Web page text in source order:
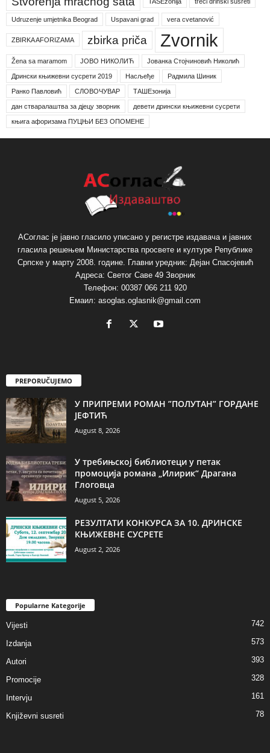
TAŠEzonija treći drinski susreti
Udruzenje umjetnika Beograd Uspavani grad vera cvetanović
ZBIRKA AFORIZAMA zbirka priča Zvornik
Žena sa maramom ЈОВО НИКОЛИЋ Јованка Стојчиновић Николић
Дрински књижевни сусрети 2019 Насљеђе Радмила Шиник
Ранко Павловић СЛОВОЧУВАР ТАШЕзонија
дан стваралаштва за дјецу зворник девети дрински књижевни сусрети
књига афоризама ПУЦЊИ БЕЗ ОПОМЕНЕ
АСоглас је јавно гласило уписано у регистре издавача и јавних
гласила решењем Министарства просвете и културе Републике
Српске у марту 2008. године. Главни уредник: Дејан Спасојевић
Адреса: Светог Саве 49 Зворник
Телефон: 00387 066 211 920
Емаил: asoglas.oglasnik@gmail.com
PREPORUČUJEMO
У ПРИПРЕМИ РОМАН ”ПОЛУТАН” ГОРДАНЕ
ЈЕФТИЋ
August 8, 2026
У требињској библиотеци у петак
промоција романа „Илирик“ Драгана
Глоговца
August 5, 2026
РЕЗУЛТАТИ КОНКУРСА ЗА 10. ДРИНСКЕ
КЊИЖЕВНЕ СУСРЕТЕ
August 2, 2026
Popularne Kategorije
Vijesti 742
Izdanja 573
Autori 393
Promocije 328
Intervju 161
Književni susreti 78